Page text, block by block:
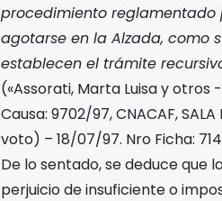
procedimiento reglamentado
agotarse en la Alzada, como
establecen el trámite
(«Assorati, Marta Luisa y otros
Causa: 9702/97, CNACAF,
voto) – 18/07/97. Nro Ficha:
De lo sentado, se deduce que
perjuicio de insuficiente o